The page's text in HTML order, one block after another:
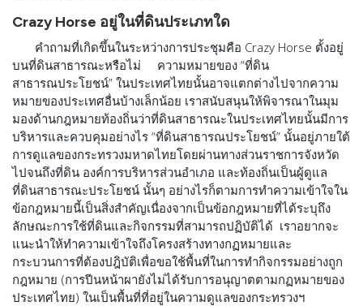
Crazy Horse อยู่ในที่ดินประเภทใด
คำถามที่เกิดขึ้นในระหว่างการประชุมคือ Crazy Horse ตั้งอยู่
บนที่ดินสาธารณะหรือไม่ ความหมายของ “ที่ดิน
สาธารณประโยชน์” ในประเทศไทยนั้นอาจแตกต่างไปจากความ
หมายของประเทศอื่นบ้างเล็กน้อย เราสนับสนุนให้พิจารณาในมุม
มองด้านกฎหมายท้องถิ่นว่าที่ดินสาธารณะในประเทศไทยนั้นมีการ
บริหารและควบคุมอย่างไร “ที่ดินสาธารณประโยชน์” นั้นอยู่ภายใต้
การดูแลของกระทรวงมหาดไทยโดยผ่านทางส่วนราชการจังหวัด
ไปจนถึงที่ดิน องค์การบริหารส่วนอำเภอ และท้องถิ่นเป็นผู้ดูแล
ที่ดินสาธารณะประโยชน์ นั้นๆ อย่างไรก็ตามการทำความเข้าใจใน
ข้อกฎหมายนี้เป็นสิ่งสำคัญเนื่องจากเป็นข้อกฎหมายที่ได้ระบุถึง
ลักษณะการใช้ที่ดินและกิจกรรมที่สามารถปฏิบัติได้ เราอยากจะ
แนะนำให้ทำความเข้าใจถึงโครงสร้างทางกฏหมายและ
กระบวนการที่ต้องปฎิบัติเพื่อขอใช้พื้นที่ในการทำกิจกรรมอย่างถูก
กฎหมาย (การปีนหน้าผายังไม่ได้รับการอนุญาตตามกฏหมายของ
ประเทศไทย) ในเป็นพื้นที่ที่อยู่ในความดูแลของกระทรวงฯ